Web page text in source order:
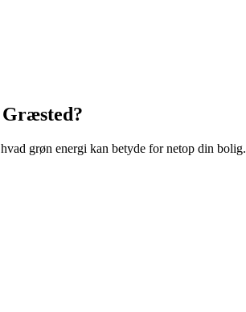
grøn energi kan betyde for netop din bolig.